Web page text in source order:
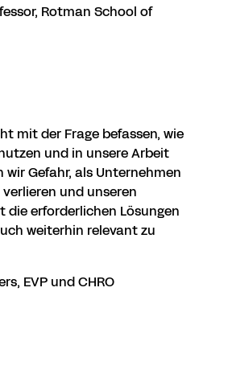
Rotman School of
mit der Frage befassen, wie
und in unsere Arbeit
wir Gefahr, als Unternehmen
und unseren
erforderlichen Lösungen
weiterhin relevant zu
EVP und CHRO